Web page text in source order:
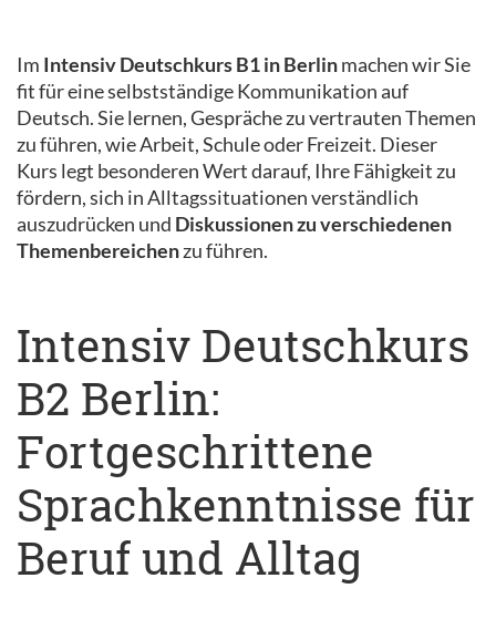
Im Intensiv Deutschkurs B1 in Berlinmachen wir Sie
fit für eine selbstständige Kommunikation auf
Deutsch. Sie lernen, Gespräche zu vertrauten Themen
zu führen, wie Arbeit, Schule oder Freizeit. Dieser
Kurs legt besonderen Wert darauf, Ihre Fähigkeit zu
fördern, sich in Alltagssituationen verständlich
auszudrücken und Diskussionen zu verschiedenen
Themenbereichenzu führen.
Intensiv Deutschkurs
B2 Berlin:
Fortgeschrittene
Sprachkenntnisse für
Beruf und Alltag